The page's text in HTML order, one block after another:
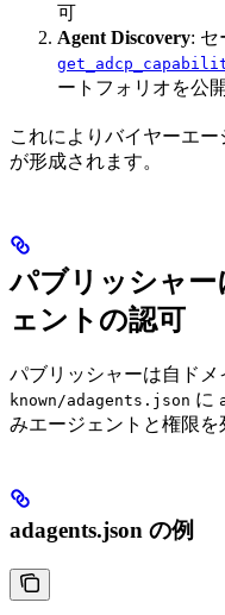
可
Agent Discovery: セ
ートフォリオを公開
これによりバイヤーエ
が形成されます。
パブリッシャ
ェントの認可
パブリッシャーは自ドメ
known/adagents.json に
みエージェントと権限を
adagents.json の例